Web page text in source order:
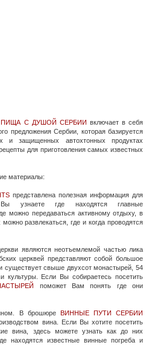
ПИЩА С ДУШОЙ СЕРБИИ включает в себя
предложения Сербии, которая базируется
и защищенных автохтонных продуктах
для приготовления самых известных
материалы:
представлена полезная информация для
узнаете где находятся главные
можно передаваться активному отдыху, в
развлекаться, где и когда проводятся
являются неотъемлемой частью лика
церквей представляют собой большое
существует свыше двухсот монастырей, 54
культуры. Если Вы собираетесь посетить
поможет Вам понять где они
В брошюре ВИННЫЕ ПУТИ СЕРБИИ
вина. Если Вы хотите посетить
вина, здесь можете узнать как до них
находятся известные винные погреба и